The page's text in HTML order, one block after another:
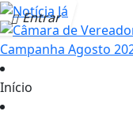
Entrar
Início